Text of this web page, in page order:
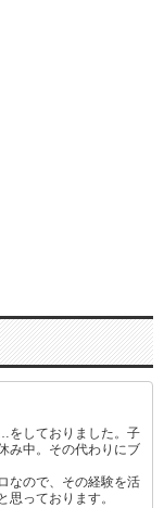
をしておりました。子
み中。その代わりにブ
なので、その経験を活
思っております。